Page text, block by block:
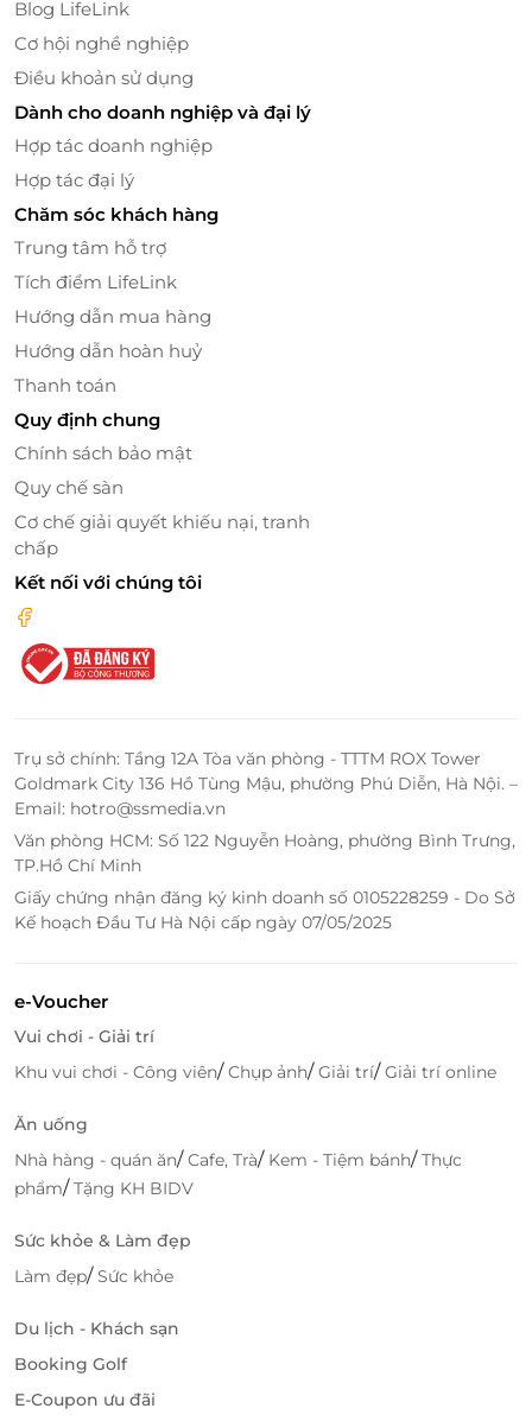
LifeLink
đa chi phí khi sử dụng voucher giảm giá cho dịch vụ
bay tiêu chuẩn từ Fly Vietnam Paragliding.
Hãy để LifeLink
trên biển xanh với dịch vụ Paramotor đẳng cấp. Đặt
ngay hôm nay để sở hữu voucher giảm giá mở ra
hành trình tự do giữa tầng không cùng Fly Vietnam
Paragliding!
Blog LifeLink
Cơ hội nghề nghiệp
Điều khoản sử dụng
Dành cho doanh nghiệp và đại lý
Hợp tác doanh nghiệp
Hợp tác đại lý
Chăm sóc khách hàng
Trung tâm hỗ trợ
Tích điểm LifeLink
Hướng dẫn mua hàng
Hướng dẫn hoàn huỷ
Thanh toán
Quy định chung
Chính sách bảo mật
Quy chế sàn
Cơ chế giải quyết khiếu nại, tranh
chấp
Kết nối với chúng tôi
Trụ sở chính: Tầng 12A Tòa văn phòng - TTTM ROX Tower
Goldmark City 136 Hồ Tùng Mậu, phường Phú Diễn, Hà Nội. –
Email: hotro@ssmedia.vn
Văn phòng HCM: Số 122 Nguyễn Hoàng, phường Bình Trưng,
TP.Hồ Chí Minh
Giấy chứng nhận đăng ký kinh doanh số 0105228259 - Do Sở
Kế hoạch Đầu Tư Hà Nội cấp ngày 07/05/2025
e-Voucher
Vui chơi - Giải trí
Khu vui chơi - Công viên/Chụp ảnh/Giải trí/Giải trí online
Ăn uống
Nhà hàng - quán ăn/Cafe, Trà/ Kem - Tiệm bánh/Thực
phẩm/Tặng KH BIDV
Sức khỏe & Làm đẹp
Làm đẹp/Sức khỏe
Du lịch - Khách sạn
Booking Golf
E-Coupon ưu đãi